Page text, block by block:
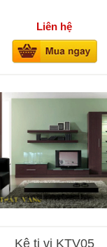
Liên hệ
Kệ ti vi KTV05